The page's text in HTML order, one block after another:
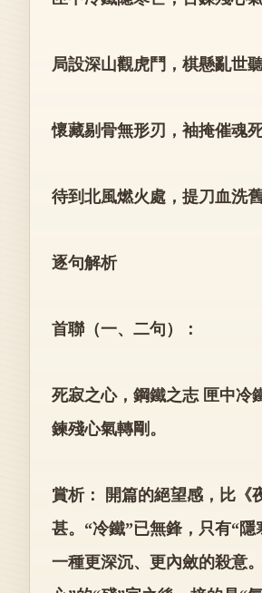
局設深山觀虎鬥，棋懸亂世聽
懷藏剔骨無形刃，袖掩催魂死
待到北風燃火處，提刀血洗舊
逐句解析
首聯（一、二句）：
死寂之心，鋼鐵之志 匣中冷
鍊殘心氣轉剛。
賞析： 開篇的絕望感，比《
甚。“冷鐵”已無鋒，只有“隱
一種更深沉、更內斂的殺意